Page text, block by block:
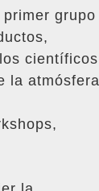
grupo
científicos
la atmósfera